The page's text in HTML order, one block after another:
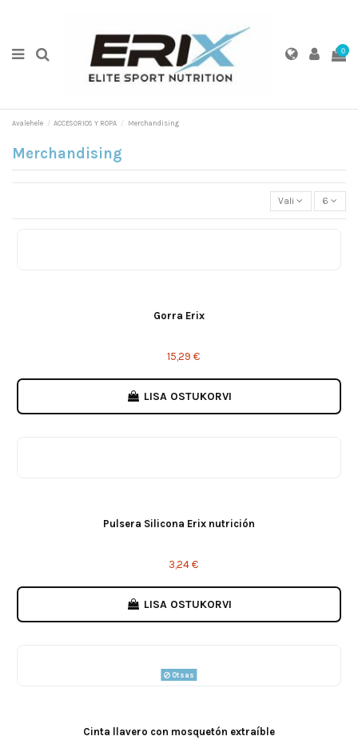
0
Avalehele ACCESORIOS Y ROPA Merchandising
Merchandising
Vali 6
Gorra Erix
15,29 €
LISA OSTUKORVI
Pulsera Silicona Erix nutrición
3,24 €
LISA OSTUKORVI
Otsas
Cinta llavero con mosquetón extraíble